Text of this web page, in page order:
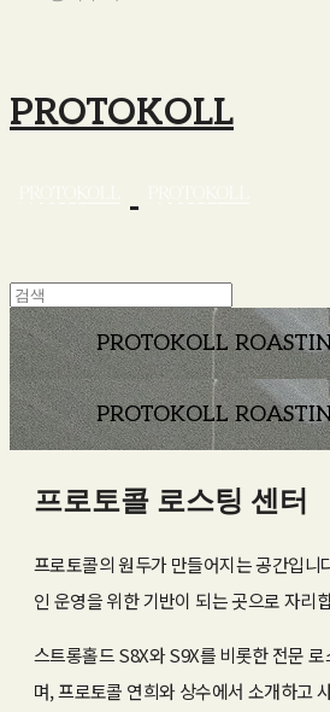
PROTOKOLL
PROTOKOLL
PROTOKOLL
프로토콜 로스팅 센터
프로토콜의 원두가 만들어지는 공간입니
인 운영을 위한 기반이 되는 곳으로 자리
스트롱홀드 S8X와 S9X를 비롯한 전문
며, 프로토콜 연희와 상수에서 소개하고